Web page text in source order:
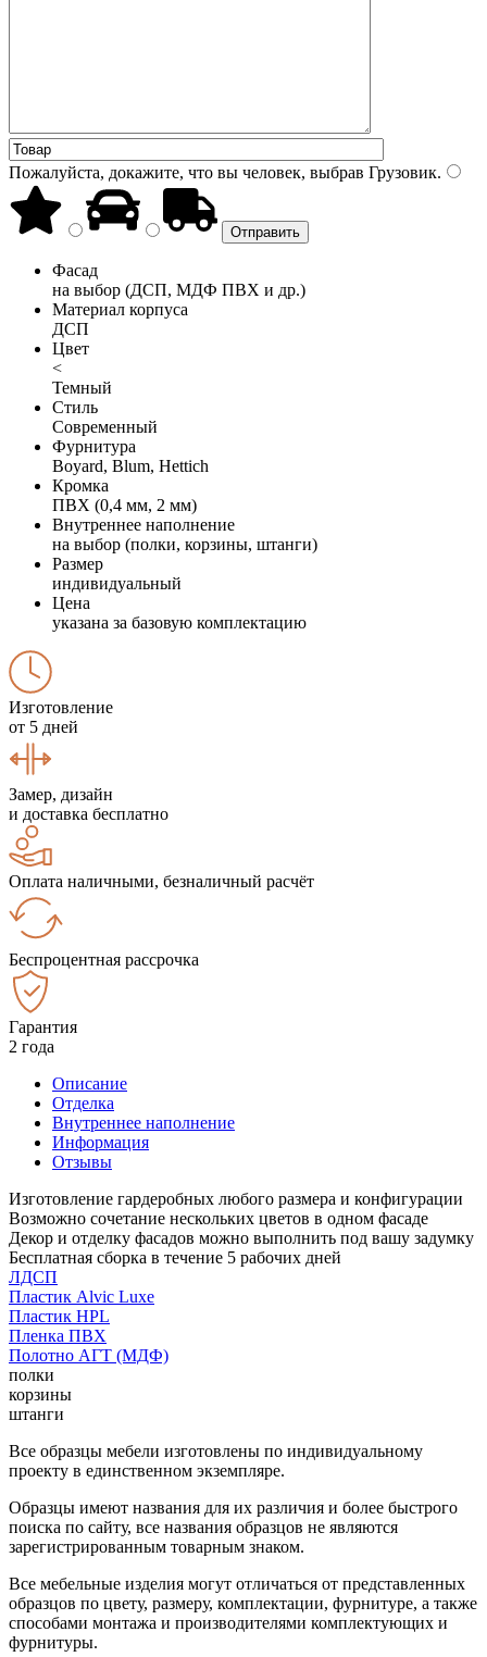
Пожалуйста, докажите, что вы человек, выбрав Грузовик.
Фасад
на выбор (ДСП, МДФ ПВХ и др.)
Материал корпуса
ДСП
Цвет
<
Темный
Стиль
Современный
Фурнитура
Boyard, Blum, Hettich
Кромка
ПВХ (0,4 мм, 2 мм)
Внутреннее наполнение
на выбор (полки, корзины, штанги)
Размер
индивидуальный
Цена
указана за базовую комплектацию
Изготовление
от 5 дней
Замер, дизайн
и доставка бесплатно
Оплата наличными, безналичный расчёт
Беспроцентная рассрочка
Гарантия
2 года
Описание
Отделка
Внутреннее наполнение
Информация
Отзывы
Изготовление гардеробных любого размера и конфигурации
Возможно сочетание нескольких цветов в одном фасаде
Декор и отделку фасадов можно выполнить под вашу задумку
Бесплатная сборка в течение 5 рабочих дней
ЛДСП
Пластик Alvic Luxe
Пластик HPL
Пленка ПВХ
Полотно АГТ (МДФ)
полки
корзины
штанги
Все образцы мебели изготовлены по индивидуальному
проекту в единственном экземпляре.
Образцы имеют названия для их различия и более быстрого
поиска по сайту, все названия образцов не являются
зарегистрированным товарным знаком.
Все мебельные изделия могут отличаться от представленных
образцов по цвету, размеру, комплектации, фурнитуре, а также
способами монтажа и производителями комплектующих и
фурнитуры.